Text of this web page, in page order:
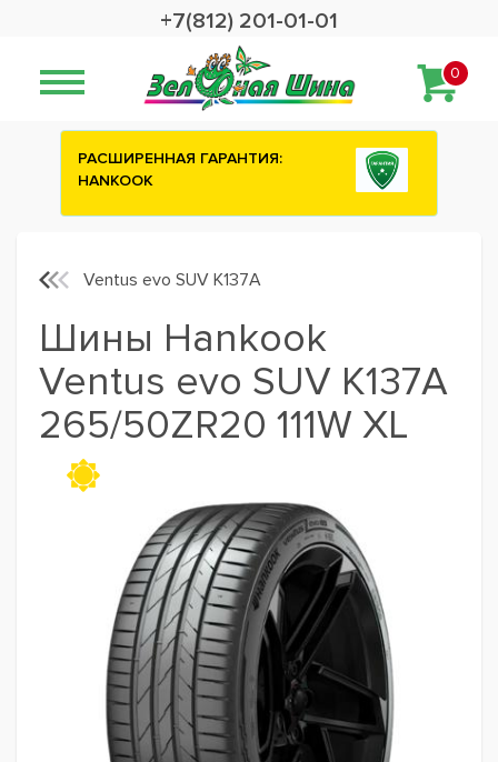
+7(812) 201-01-01
0
Сashback 2500 рублей на зимние
шины ATTAR
Ventus evo SUV K137A
Шины Hankook
Ventus evo SUV K137A
265/50ZR20 111W XL